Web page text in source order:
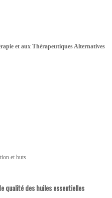
et aux Thérapeutiques Alternatives
et buts
qualité des huiles essentielles